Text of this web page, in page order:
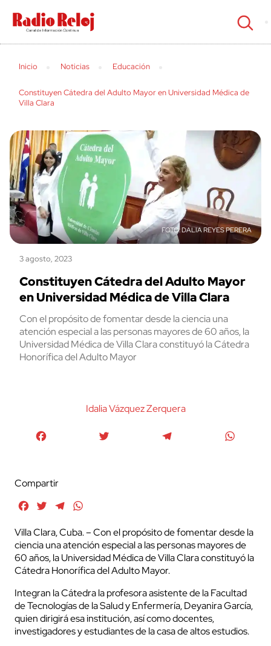
cerrar
Inicio Noticias Educación
Constituyen Cátedra del Adulto Mayor en Universidad Médica de
Villa Clara
DALIA REYES PERERA
3 agosto, 2023
Constituyen Cátedra del Adulto Mayor
en Universidad Médica de Villa Clara
Con el propósito de fomentar desde la ciencia una
atención especial a las personas mayores de 60 años, la
Universidad Médica de Villa Clara constituyó la Cátedra
Honorífica del Adulto Mayor
Idalia Vázquez Zerquera
Compartir
FacebookTwitterTelegram
Villa Clara, Cuba. – Con el propósito de fomentar desde la
ciencia una atención especial a las personas mayores de
60 años, la Universidad Médica de Villa Clara constituyó la
Cátedra Honorífica del Adulto Mayor.
Integran la Cátedra la profesora asistente de la Facultad
de Tecnologías de la Salud y Enfermería, Deyanira García,
quien dirigirá esa institución, así como docentes,
investigadores y estudiantes de la casa de altos estudios.